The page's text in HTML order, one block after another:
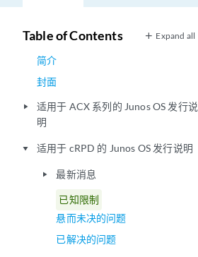
Table of Contents Expand all
简介
封面
play_arrow
适用于 ACX 系列的 Junos OS 发行说
明
play_arrow 适用于 cRPD 的 Junos OS 发行说明
play_arrow 最新消息
已知限制
悬而未决的问题
已解决的问题